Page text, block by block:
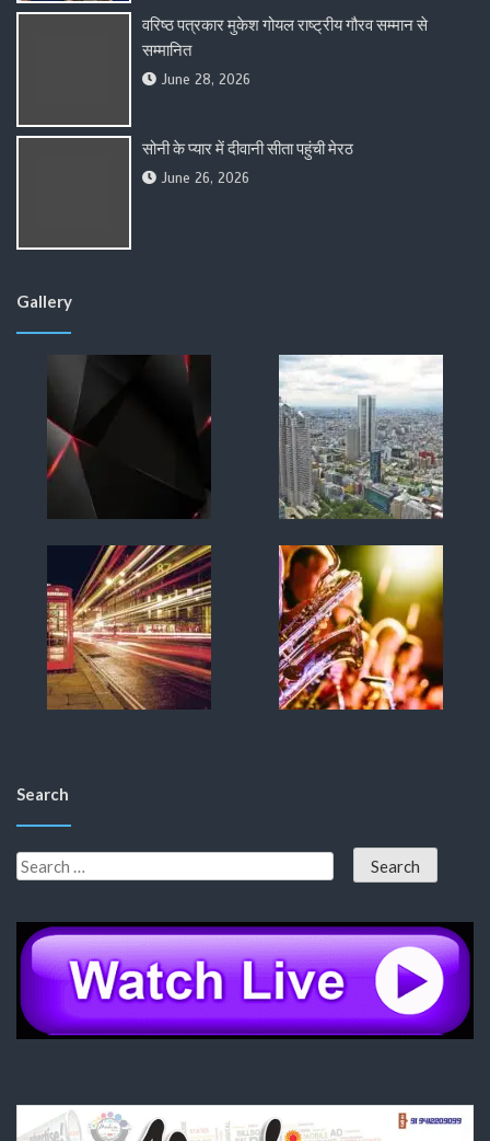
वरिष्ठ पत्रकार मुकेश गोयल राष्ट्रीय गौरव सम्मान से
सम्मानित
June 28, 2026
सोनी के प्यार में दीवानी सीता पहुंची मेरठ
June 26, 2026
Gallery
Search